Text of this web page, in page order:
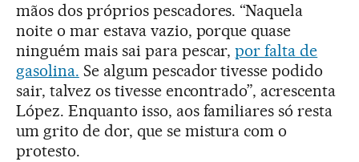
mãos dos próprios pescadores. “Naquela
noite o mar estava vazio, porque quase
ninguém mais sai para pescar,por falta de
gasolina. Se algum pescador tivesse podido
sair, talvez os tivesse encontrado”, acrescenta
López. Enquanto isso, aos familiares só resta
um grito de dor, que se mistura com o
protesto.